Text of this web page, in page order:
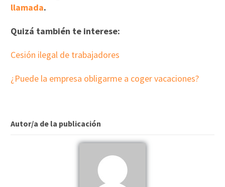
llamada.
Quizá también te interese:
Cesión ilegal de trabajadores
¿Puede la empresa obligarme a coger vacaciones?
Autor/a de la publicación